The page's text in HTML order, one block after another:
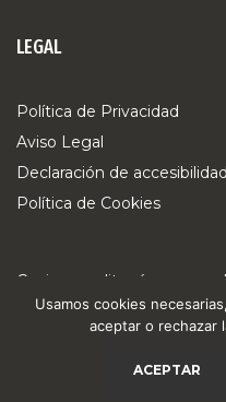
LEGAL
Política de Privacidad
Aviso Legal
Declaración de accesibilidad
Política de Cookies
Cocina mediterránea y
pide online o sorprende
Usamos cookies
aceptar o rechazar
ACEPTAR